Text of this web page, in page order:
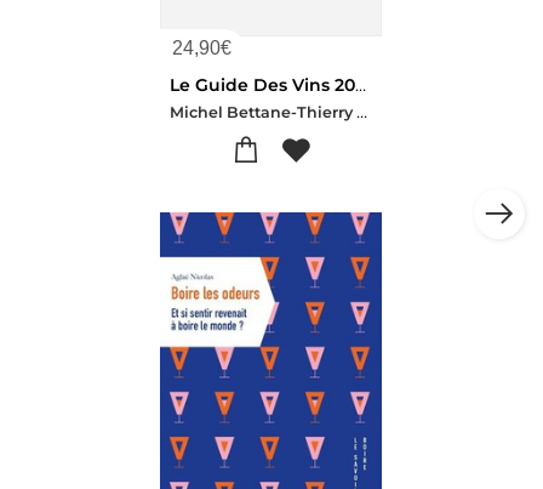
24,90€
Le Guide Des Vins 2027
Michel Bettane-Thierry Desseauve